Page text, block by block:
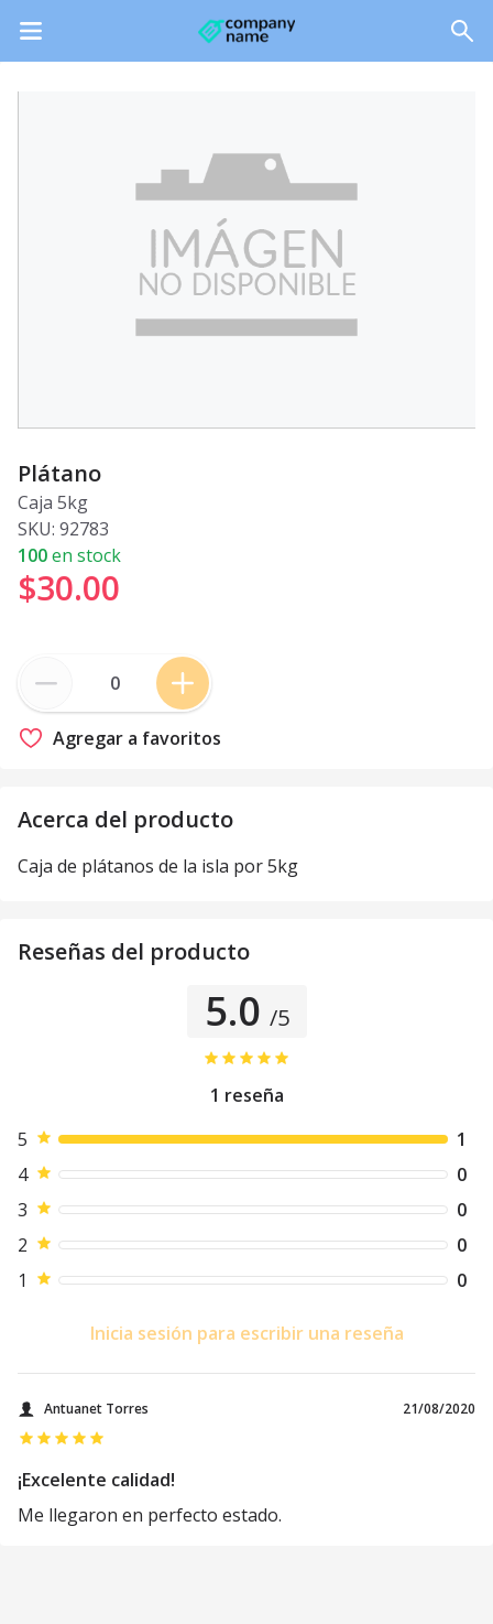
Plátano
Caja 5kg
SKU: 92783
100en stock
$30.00
Agregar a favoritos
Acerca del producto
Caja de plátanos de la isla por 5kg
Reseñas del producto
5.0 /5
1 reseña
5
1
4
0
3
0
2
0
1
0
Inicia sesión para escribir una reseña
Antuanet Torres 21/08/2020
¡Excelente calidad!
Me llegaron en perfecto estado.